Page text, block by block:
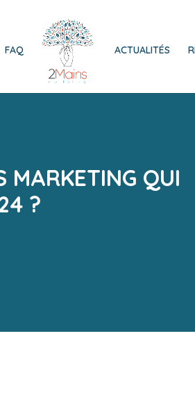
FAQ ACTUALITÉS
MARKETING QUI
?